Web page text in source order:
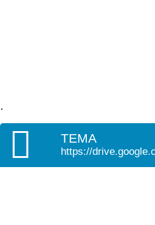
.
TEMA
https://